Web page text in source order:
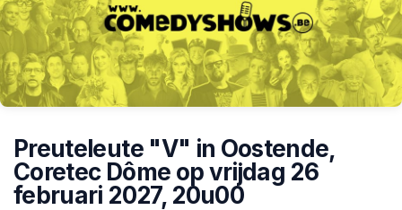
Preuteleute "V" in Oostende,
Coretec Dôme op vrijdag 26
februari 2027, 20u00